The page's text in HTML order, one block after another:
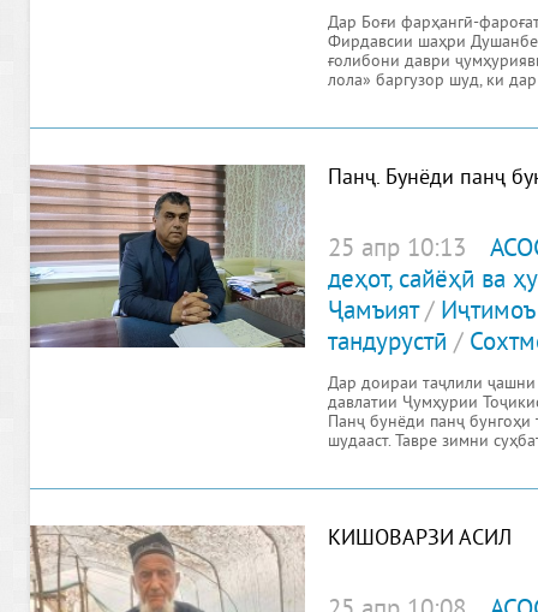
Дар Боғи фарҳангӣ-
Фирдавсии шаҳри
ғолибони даври
лола» баргузор шуд, ки
Панҷ. Бунёди панҷ
25 апр 10:13
деҳот, сайёҳӣ ва
Ҷамъият/ Иҷтимоъ
тандурустӣ /
Дар доираи таҷлили
давлатии Ҷумҳурии
Панҷ бунёди панҷ
шудааст. Тавре зимни
КИШОВАРЗИ АСИЛ